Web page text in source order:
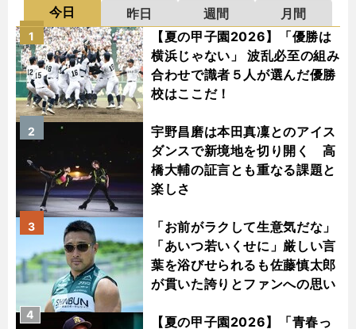
今日 昨日 週間
月間
【夏の甲子園2026】「優勝は
横浜じゃない」 波乱必至の組み
合わせで識者５人が選んだ優勝
校はここだ！
1
宇野昌磨は本田真凜とのアイス
ダンスで新境地を切り開く 高
橋大輔の証言とも重なる課題と
楽しさ
2
「お前がラクして生意気だな」
「あいつ若いくせに」厳しい言
葉を浴びせられるも佐藤慎太郎
が貫いた誇りとファンへの思い
3
【夏の甲子園2026】「青春っ
4